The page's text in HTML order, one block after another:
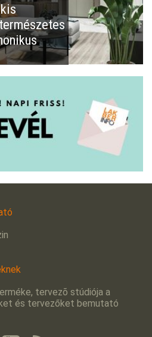
tervezõ stúdiója a
és tervezőket bemutató